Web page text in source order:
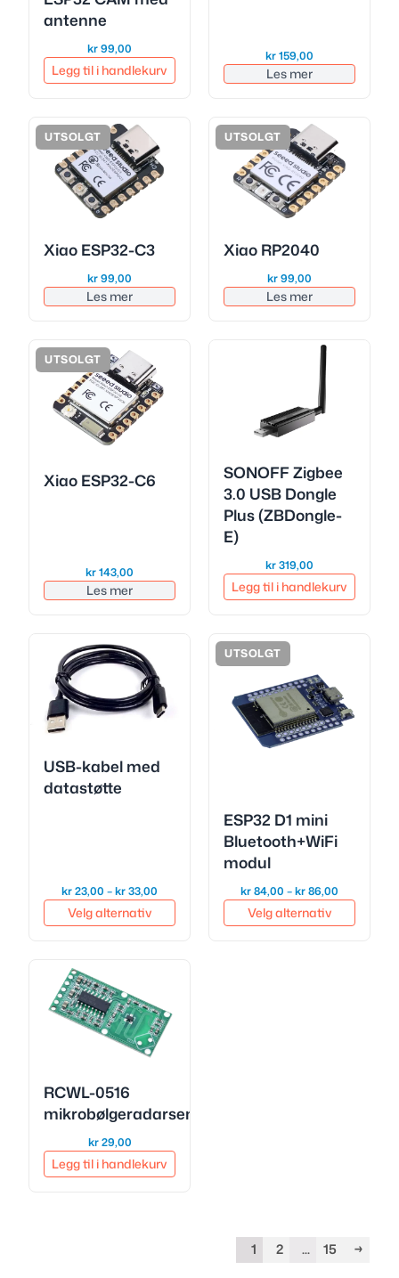
antenne
kr99,00
Legg til i handlekurv
kr159,00
Les mer
UTSOLGT
Xiao ESP32-C3
kr99,00
Les mer
UTSOLGT
Xiao RP2040
kr99,00
Les mer
UTSOLGT
Xiao ESP32-C6
kr143,00
Les mer
SONOFF Zigbee
3.0 USB Dongle
Plus (ZBDongle-
E)
kr319,00
Legg til i handlekurv
USB-kabel med
datastøtte
kr23,00 –kr33,00
kr 23,00
til
Velg alternativ
UTSOLGT
ESP32 D1 mini
Bluetooth+WiFi
modul
kr84,00 –kr86,00
kr 84,00
til
Velg alternativ
RCWL-0516
mikrobølgeradarsensor
kr29,00
Legg til i handlekurv
1 2 ... 15 →